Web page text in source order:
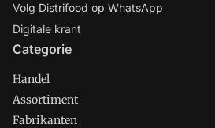
Volg Distrifood op WhatsApp
Digitale krant
Categorie
Handel
Assortiment
Fabrikanten